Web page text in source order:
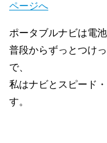
ページへ
ポータブルナビは電
普段からずっとつけ
で、
私はナビとスピード
す。